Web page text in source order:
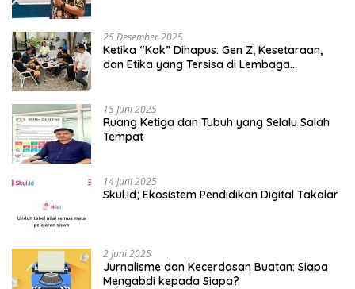
25 Desember 2025
Ketika “Kak” Dihapus: Gen Z, Kesetaraan,
dan Etika yang Tersisa di Lembaga
15 Juni 2025
Ruang Ketiga dan Tubuh yang Selalu Salah
Tempat
14 Juni 2025
Skul.Id; Ekosistem Pendidikan Digital Takalar
2 Juni 2025
Jurnalisme dan Kecerdasan Buatan: Siapa
Mengabdi kepada Siapa?